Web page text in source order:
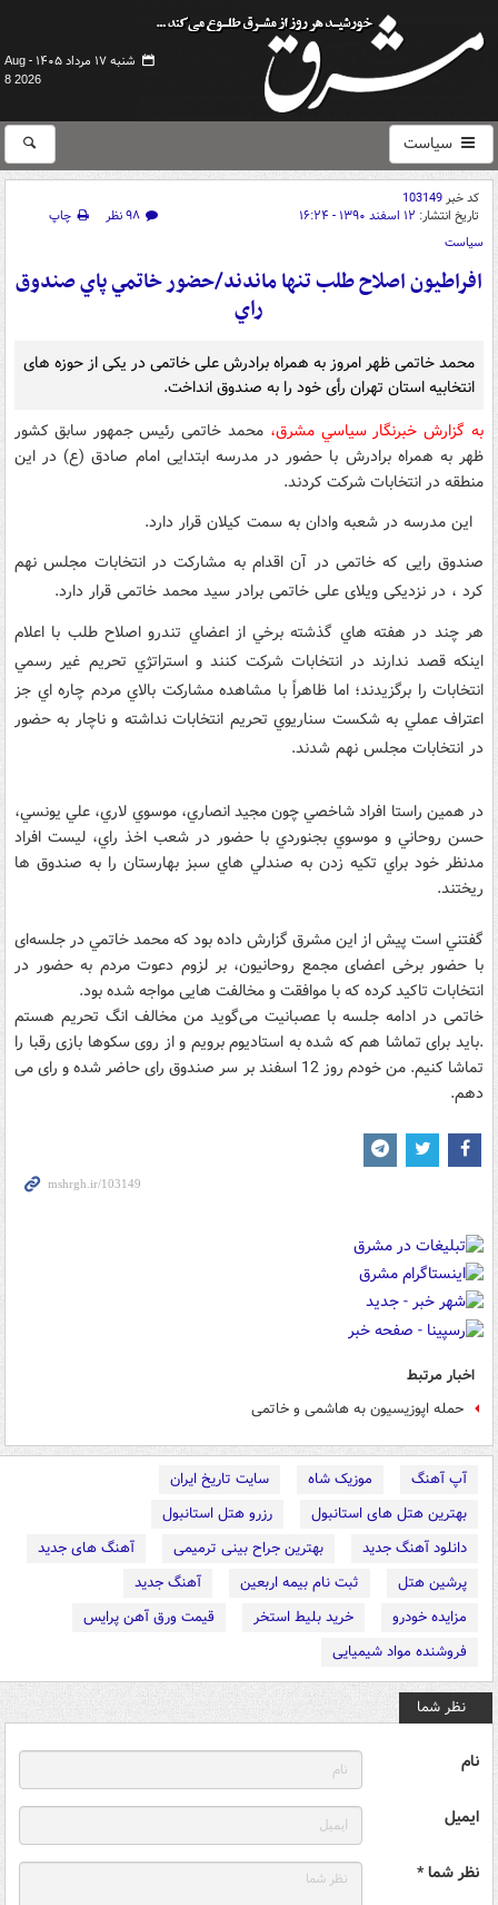
شنبه ۱۷ مرداد ۱۴۰۵ -
Aug
8 2026
سیاست
کد خبر103149
تاریخ انتشار: ۱۲ اسفند ۱۳۹۰ - ۱۶:۲۴ ۹۸ نظر
چاپ
سیاست
افراطيون اصلاح طلب تنها ماندند/حضور خاتمي پاي صندوق
راي
محمد خاتمی ظهر امروز به همراه برادرش علی خاتمی در یکی از حوزه های
انتخابیه استان تهران رأی خود را به صندوق انداخت.
به گزارش خبرنگار سياسي مشرق، محمد خاتمی رئیس جمهور سابق كشور
ظهر به همراه برادرش با حضور در مدرسه ابتدایی امام صادق (ع) در این
منطقه در انتخابات شرکت کردند.
این مدرسه در شعبه وادان به سمت کیلان قرار دارد.
صندوق رایی که خاتمی در آن اقدام به مشارکت در انتخابات مجلس نهم
کرد ، در نزدیکی ویلای علی خاتمی برادر سید محمد خاتمی قرار دارد.
هر چند در هفته هاي گذشته برخي از اعضاي تندرو اصلاح طلب با اعلام
اينكه قصد ندارند در انتخابات شركت كنند و استراتژي تحريم غير رسمي
انتخابات را برگزيدند؛ اما ظاهراً با مشاهده مشاركت بالاي مردم چاره اي جز
اعتراف عملي به شكست سناريوي تحريم انتخابات نداشته و ناچار به حضور
در انتخابات مجلس نهم شدند.
در همين راستا افراد شاخصي چون مجيد انصاري، موسوي لاري، علي يونسي،
حسن روحاني و موسوي بجنوردي با حضور در شعب اخذ راي، ليست افراد
مدنظر خود براي تكيه زدن به صندلي هاي سبز بهارستان را به صندوق ها
ريختند.
گفتني است پیش از این مشرق گزارش داده بود که محمد خاتمي در جلسه‌ای
با حضور برخی اعضای مجمع روحانیون، بر لزوم دعوت مردم به حضور در
انتخابات تاکید كرده که با موافقت و مخالفت هایی مواجه شده بود.
خاتمی در ادامه جلسه با عصبانیت می‌گوید من مخالف انگ تحریم هستم
.باید برای تماشا هم که شده به استادیوم برویم و از روی سکوها بازی رقبا را
تماشا کنیم. من خودم روز 12 اسفند بر سر صندوق رای حاضر شده و رای می
دهم.
اخبار مرتبط
حمله اپوزیسیون به هاشمی و خاتمی
آپ آهنگ موزیک شاه
سایت تاریخ ایران
بهترین هتل های استانبول
رزرو هتل استانبول
دانلود آهنگ جدید
بهترین جراح بینی ترمیمی
آهنگ های جدید
پرشین هتل
ثبت نام بیمه اربعین
آهنگ جدید
مزایده خودرو
خرید بلیط استخر
قیمت ورق آهن پرایس
فروشنده مواد شیمیایی
نظر شما
نام
ایمیل
نظر شما *